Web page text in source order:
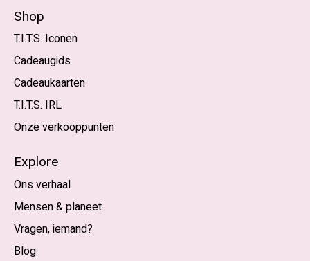
Shop
T.I.T.S. Iconen
Cadeaugids
Cadeaukaarten
T.I.T.S. IRL
Onze verkooppunten
Explore
Ons verhaal
Mensen & planeet
Vragen, iemand?
Blog